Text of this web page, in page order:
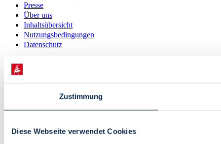
Zustimmung
Diese Webseite verwendet Cookies
Presse
Über uns
Inhaltsübersicht
Nutzungsbedingungen
Datenschutz
© 2026 · Bremen Online - eine Abteilung der WFB
Wirtschaftsförderung Bremen GmbH